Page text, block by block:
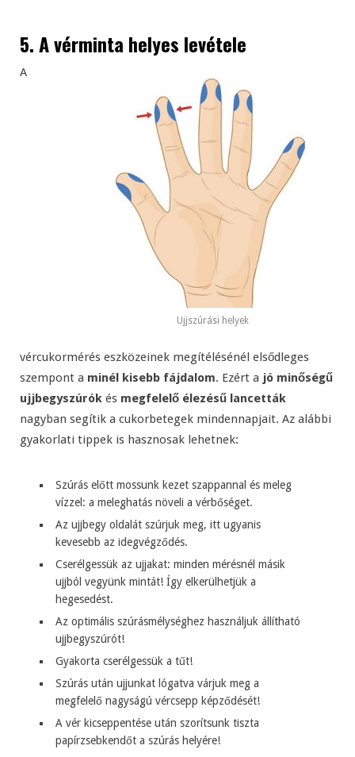
5. A vérminta helyes levétele
Ujjszúrási helyek
A
vércukormérés eszközeinek megítélésénél elsődleges
szempont a minél kisebb fájdalom. Ezért a jó minőségű
ujjbegyszúrók és megfelelő élezésű lancetták
nagyban segítik a cukorbetegek mindennapjait. Az alábbi
gyakorlati tippek is hasznosak lehetnek:
Szúrás előtt mossunk kezet szappannal és meleg
vízzel: a meleghatás növeli a vérbőséget.
Az ujjbegy oldalát szúrjuk meg, itt ugyanis
kevesebb az idegvégződés.
Cserélgessük az ujjakat: minden mérésnél másik
ujjból vegyünk mintát! Így elkerülhetjük a
hegesedést.
Az optimális szúrásmélységhez használjuk állítható
ujjbegyszúrót!
Gyakorta cserélgessük a tűt!
Szúrás után ujjunkat lógatva várjuk meg a
megfelelő nagyságú vércsepp képződését!
A vér kicseppentése után szorítsunk tiszta
papírzsebkendőt a szúrás helyére!